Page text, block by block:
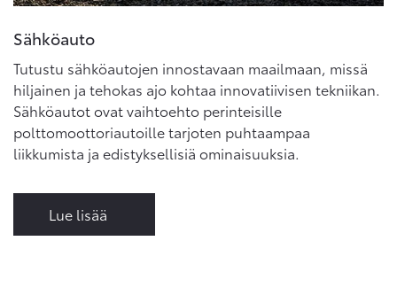
Sähköauto
Tutustu sähköautojen innostavaan maailmaan, missä
hiljainen ja tehokas ajo kohtaa innovatiivisen tekniikan.
Sähköautot ovat vaihtoehto perinteisille
polttomoottoriautoille tarjoten puhtaampaa
liikkumista ja edistyksellisiä ominaisuuksia.
Lue lisää